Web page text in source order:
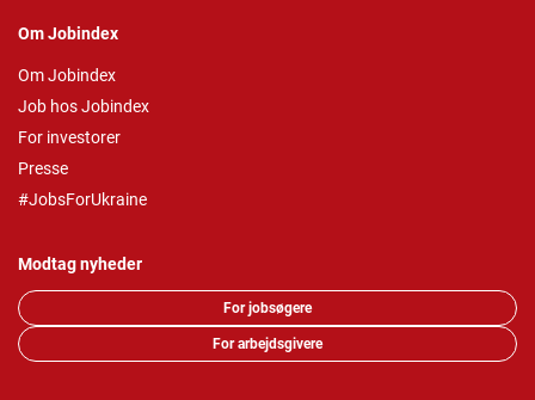
Om Jobindex
Om Jobindex
Job hos Jobindex
For investorer
Presse
#JobsForUkraine
Modtag nyheder
For jobsøgere
For arbejdsgivere